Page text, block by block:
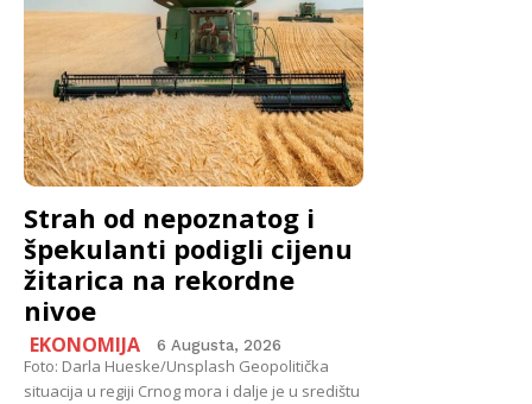
Strah od nepoznatog i
špekulanti podigli cijenu
žitarica na rekordne
nivoe
EKONOMIJA 6 Augusta, 2026
Foto: Darla Hueske/Unsplash Geopolitička
situacija u regiji Crnog mora i dalje je u središtu